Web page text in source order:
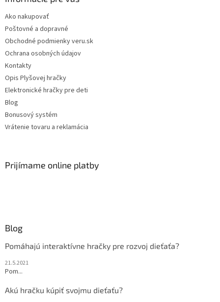
Ako nakupovať
Poštovné a dopravné
Obchodné podmienky veru.sk
Ochrana osobných údajov
Kontakty
Opis Plyšovej hračky
Elektronické hračky pre deti
Blog
Bonusový systém
Vrátenie tovaru a reklamácia
Prijímame online platby
Blog
Pomáhajú interaktívne hračky pre rozvoj dieťaťa?
21.5.2021
Pom...
Akú hračku kúpiť svojmu dieťaťu?